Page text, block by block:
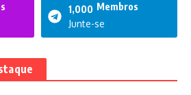
taxação das grandes fortunas,
e direitos, cruzada contra o
independente e soberana, ele
1,000 Membros
Junte-se